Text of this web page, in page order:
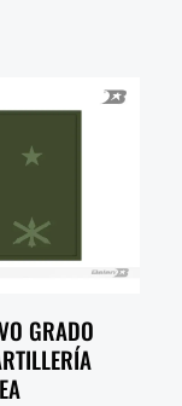
GRADO